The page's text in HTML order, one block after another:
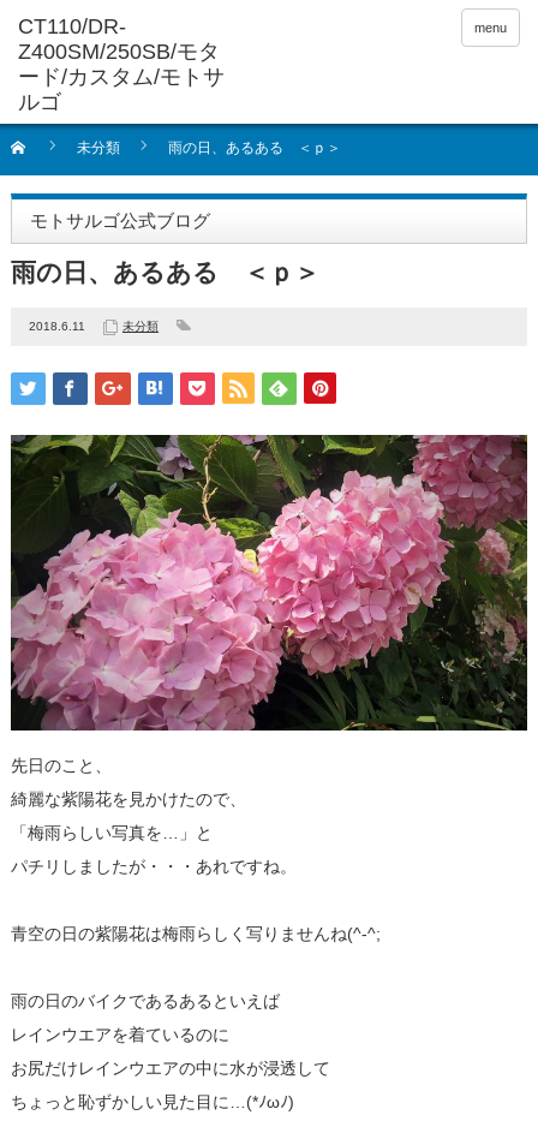
menu
未分類 雨の日、あるある ＜ｐ＞
モトサルゴ公式ブログ
雨の日、あるある ＜ｐ＞
2018.6.11 未分類
先日のこと、
綺麗な紫陽花を見かけたので、
「梅雨らしい写真を…」と
パチリしましたが・・・あれですね。
青空の日の紫陽花は梅雨らしく写りませんね(^-^;
雨の日のバイクであるあるといえば
レインウエアを着ているのに
お尻だけレインウエアの中に水が浸透して
ちょっと恥ずかしい見た目に…(*ﾉωﾉ)